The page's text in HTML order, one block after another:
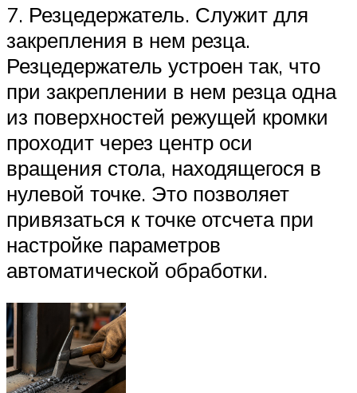
7. Резцедержатель. Служит для
закрепления в нем резца.
Резцедержатель устроен так, что
при закреплении в нем резца одна
из поверхностей режущей кромки
проходит через центр оси
вращения стола, находящегося в
нулевой точке. Это позволяет
привязаться к точке отсчета при
настройке параметров
автоматической обработки.